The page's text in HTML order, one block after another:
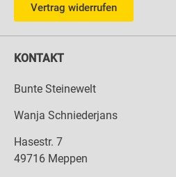
Vertrag widerrufen
KONTAKT
Bunte Steinewelt
Wanja Schniederjans
Hasestr. 7
49716 Meppen